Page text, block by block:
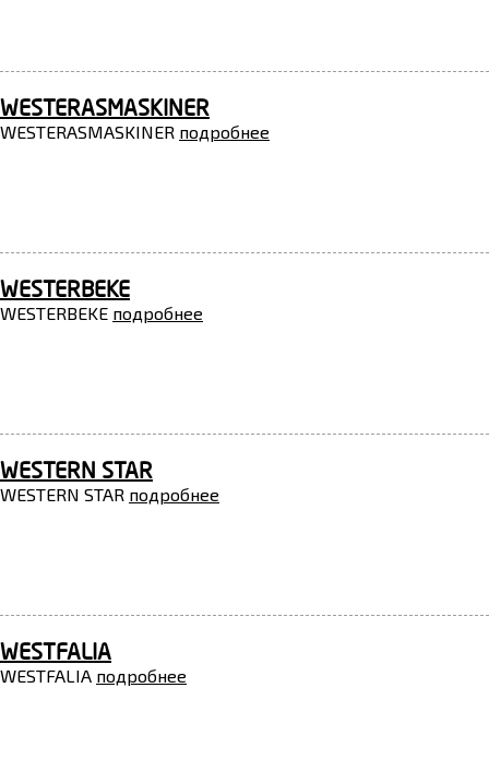
WESTERASMASKINER
WESTERASMASKINER подробнее
WESTERBEKE
WESTERBEKE подробнее
WESTERN STAR
WESTERN STAR подробнее
WESTFALIA
WESTFALIA подробнее